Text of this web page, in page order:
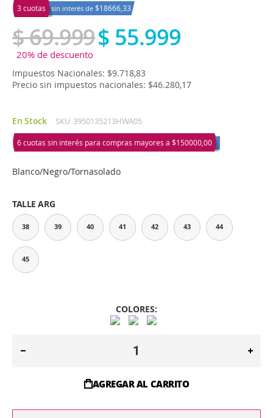
3 cuotas sin interés de $18666,33
$ 69.999$ 55.999
20% de descuento
Impuestos Nacionales: $9.718,83
Precio sin impuestos nacionales: $46.280,17
En Stock SKU 3950135213HWA05
6 cuotas sin interés para compras mayores a $150000,00
Blanco/Negro/Tornasolado
TALLE ARG
38 39 40 41 42 43 44
45
COLORES:
AGREGAR AL CARRITO